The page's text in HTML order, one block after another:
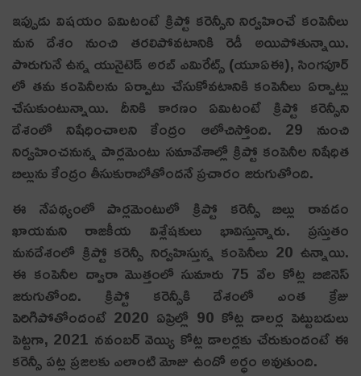
ఇప్పుడు విషయం ఏమిటంటే క్రిప్టో కరెన్సీని నిర్వహించే కంపెనీలు
మన దేశం నుంచి తరలిపోవటానికి రెడీ అయిపోతున్నాయి.
పొరుగునే ఉన్న యునైటెడ్ అరబ్ ఎమిరేట్స్ (యూఏఈ), సింగపూర్
లో తమ కంపెనీలను ఏర్పాటు చేసుకోవటానికి కంపెనీలు ఏర్పాట్లు
చేసుకుంటున్నాయి. దీనికి కారణం ఏమిటంటే క్రిప్టో కరెన్సీని
దేశంలో నిషేధించాల‌ని కేంద్రం ఆలోచిస్తోంది. 29 నుంచి
నిర్వ‌హించ‌నున్న పార్లమెంటు సమావేశాల్లో క్రిప్టో కంపెనీల నిషేధిత‌
బిల్లును కేంద్రం తీసుకురాబోతోందనే ప్రచారం జ‌రుగుతోంది.
ఈ నేపథ్యంలో పార్లమెంటులో క్రిప్టో క‌రెన్సీ బిల్లు రావడం
ఖాయమని రాజ‌కీయ విశ్లేష‌కులు భావిస్తున్నారు. ప్రస్తుతం
మనదేశంలో క్రిప్టో కరెన్సీ నిర్వహిస్తున్న కంపెనీలు 20 ఉన్నాయి.
ఈ కంపెనీల ద్వారా మొత్తంలో సుమారు 75 వేల కోట్ల బిజినెస్
జరుగుతోంది. క్రిప్టో కరెన్సీకి దేశంలో ఎంత క్రేజు
పెరిగిపోతోందంటే 2020 ఏప్రిల్లో 90 కోట్ల డాలర్ల పెట్టుబడులు
పెట్ట‌గా, 2021 నవంబర్ వెయ్యి కోట్ల డాలర్లకు చేరుకుందంటే ఈ
క‌రెన్సీ ప‌ట్ల ప్ర‌జ‌ల‌కు ఎలాంటి మోజు ఉందో అర్ధం అవుతుంది.